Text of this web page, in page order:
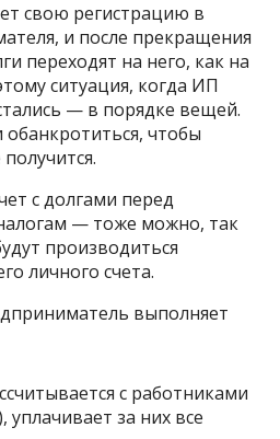
свою регистрацию в
и после прекращения
переходят на него, как на
ситуация, когда ИП
— в порядке вещей.
чтобы
с долгами перед
— тоже можно, так
производиться
личного счета.
выполняет
с работниками
уплачивает за них все